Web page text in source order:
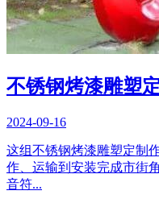
不锈钢烤漆雕塑
2024-09-16
这组不锈钢烤漆雕塑定制
作、运输到安装完成市街
音符...